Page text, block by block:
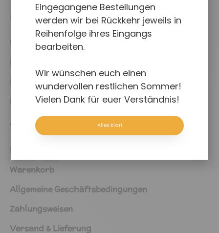
UKCouch
Shop
Projekte
Downloads
Shop
Warenkorb
Allgemeine Geschäftsbedingungen
Zahlungsweisen
Versand & Lieferung
Eingegangene Bestellungen
werden wir bei Rückkehr jeweils in
Reihenfolge ihres Eingangs
bearbeiten.
Wir wünschen euch einen
wundervollen restlichen Sommer!
Vielen Dank für euer Verständnis!
Alles klar!